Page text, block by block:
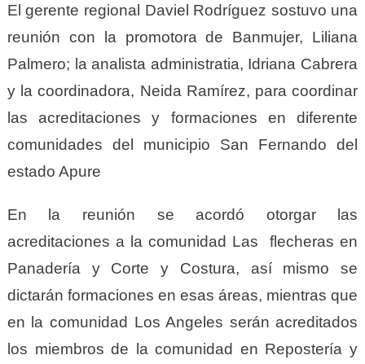
El gerente regional Daviel Rodríguez sostuvo una
reunión con la promotora de Banmujer, Liliana
Palmero; la analista administratia, Idriana Cabrera
y la coordinadora, Neida Ramírez, para coordinar
las acreditaciones y formaciones en diferente
comunidades del municipio San Fernando del
estado Apure
En la reunión se acordó otorgar las
acreditaciones a la comunidad Las flecheras en
Panadería y Corte y Costura, así mismo se
dictarán formaciones en esas áreas, mientras que
en la comunidad Los Angeles serán acreditados
los miembros de la comunidad en Repostería y